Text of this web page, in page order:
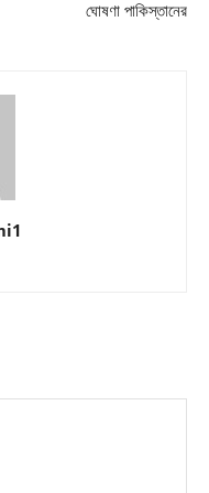
ঘোষণা পাকিস্তানের